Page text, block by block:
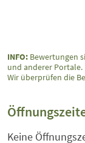
INFO: Bewertungen
und anderer Portale.
Wir überprüfen die
Keine